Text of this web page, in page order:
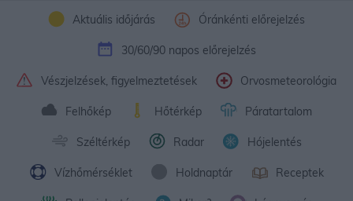
Aktuális időjárás Óránkénti előrejelzés
30/60/90 napos előrejelzés
Vészjelzések, figyelmeztetések Orvosmeteorológia
Felhőkép Hőtérkép Páratartalom
Széltérkép Radar Hójelentés
Vízhőmérséklet Holdnaptár Receptek